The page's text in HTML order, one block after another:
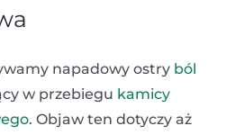
napadowy ostry ból
w przebiegu kamicy
. Objaw ten dotyczy aż